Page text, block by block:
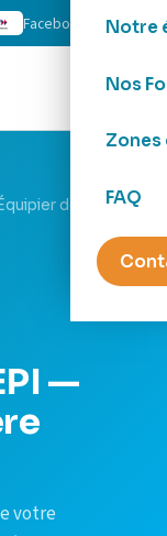
Facebook LinkedIn
Notre
Nos
Zones
FAQ
de
—
votre